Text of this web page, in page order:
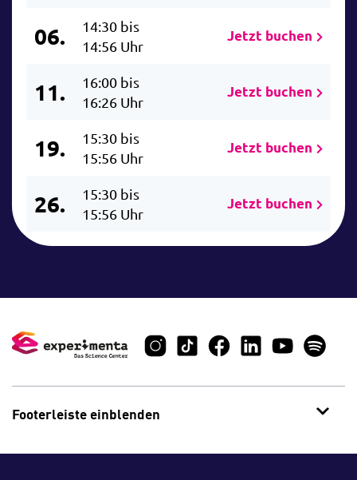
06.
14:30 bis
14:56 Uhr
Jetzt buchen
11.
16:00 bis
16:26 Uhr
Jetzt buchen
19.
15:30 bis
15:56 Uhr
Jetzt buchen
26.
15:30 bis
15:56 Uhr
Jetzt buchen
Footerleiste einblenden